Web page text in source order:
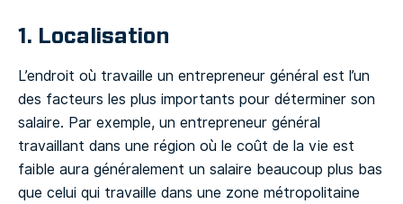
1. Localisation
L’endroit où travaille un entrepreneur général est l’un
des facteurs les plus importants pour déterminer son
salaire. Par exemple, un entrepreneur général
travaillant dans une région où le coût de la vie est
faible aura généralement un salaire beaucoup plus bas
que celui qui travaille dans une zone métropolitaine